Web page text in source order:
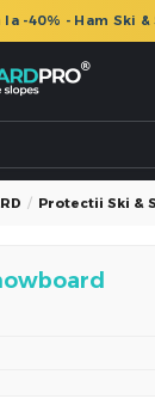
-40% - Ham Ski
Protectii Ski &